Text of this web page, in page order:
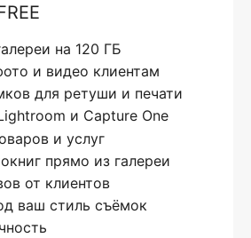
на 120 ГБ
и видео клиентам
для ретуши и печати
и Capture One
и услуг
прямо из галереи
от клиентов
ваш стиль съёмок